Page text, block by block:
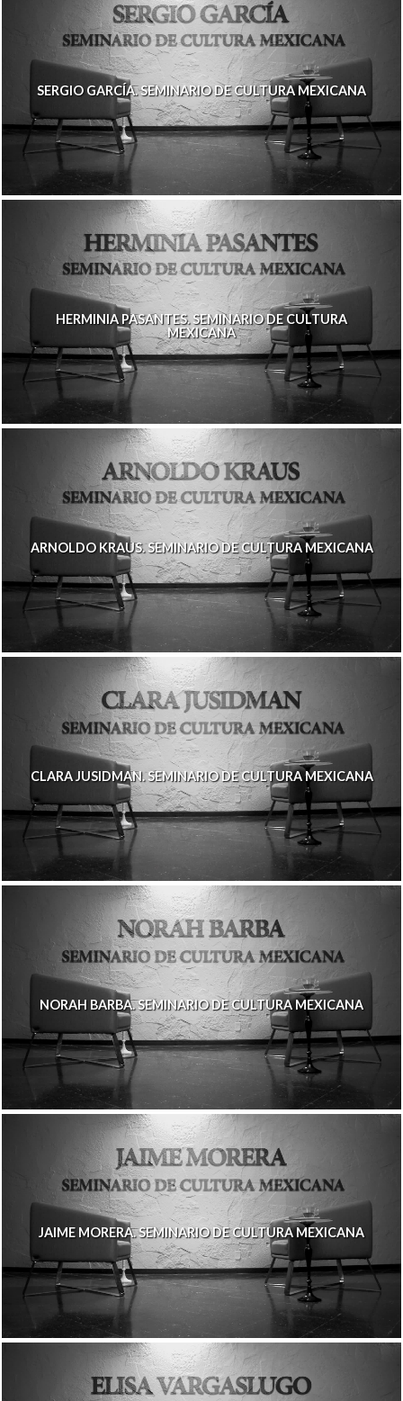
SERGIO GARCÍA. SEMINARIO DE CULTURA MEXICANA
HERMINIA PASANTES. SEMINARIO DE CULTURA
MEXICANA
ARNOLDO KRAUS. SEMINARIO DE CULTURA MEXICANA
CLARA JUSIDMAN. SEMINARIO DE CULTURA MEXICANA
NORAH BARBA. SEMINARIO DE CULTURA MEXICANA
JAIME MORERA. SEMINARIO DE CULTURA MEXICANA